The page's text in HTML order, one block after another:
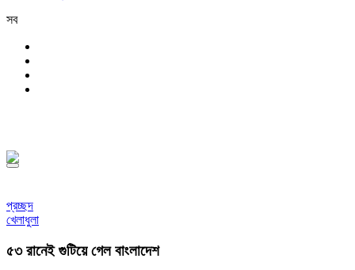
সব
প্রচ্ছদ
খেলাধুলা
৫৩ রানেই গুটিয়ে গেল বাংলাদেশ